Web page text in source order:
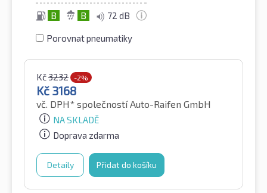
B B 72 dB
Porovnat pneumatiky
Kč3232 -2%
Kč 3168
vč. DPH* společností Auto-Raifen GmbH
NA SKLADĚ
Doprava zdarma
Detaily Přidat do košíku